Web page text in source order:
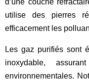
d’une couche
utilise des pierres
efficacement les
Les gaz purifiés sont
inoxydable,
environnementales.